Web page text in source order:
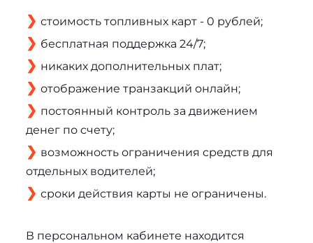
стоимость топливных карт - 0 рублей;
бесплатная поддержка 24/7;
никаких дополнительных плат;
отображение транзакций онлайн;
постоянный контроль за движением
денег по счету;
возможность ограничения средств для
отдельных водителей;
сроки действия карты не ограничены.
В персональном кабинете находится